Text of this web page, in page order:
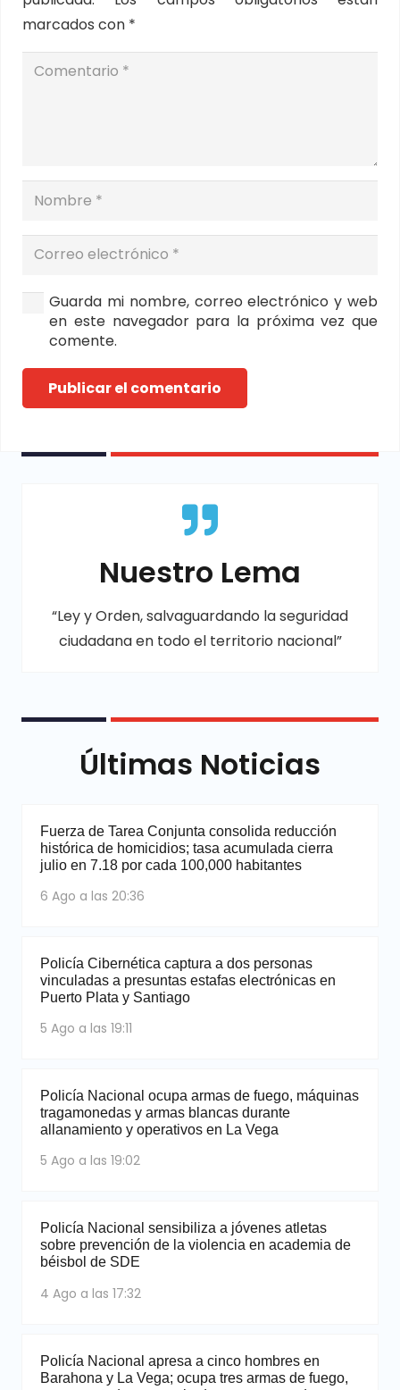
marcados con *
Guarda mi nombre, correo electrónico y web
en este navegador para la próxima vez que
comente.
Publicar el comentario
Nuestro Lema
“Ley y Orden, salvaguardando la seguridad
ciudadana en todo el territorio nacional”
Últimas Noticias
Fuerza de Tarea Conjunta consolida reducción
histórica de homicidios; tasa acumulada cierra
julio en 7.18 por cada 100,000 habitantes
6 Ago a las 20:36
Policía Cibernética captura a dos personas
vinculadas a presuntas estafas electrónicas en
Puerto Plata y Santiago
5 Ago a las 19:11
Policía Nacional ocupa armas de fuego, máquinas
tragamonedas y armas blancas durante
allanamiento y operativos en La Vega
5 Ago a las 19:02
Policía Nacional sensibiliza a jóvenes atletas
sobre prevención de la violencia en academia de
béisbol de SDE
4 Ago a las 17:32
Policía Nacional apresa a cinco hombres en
Barahona y La Vega; ocupa tres armas de fuego,